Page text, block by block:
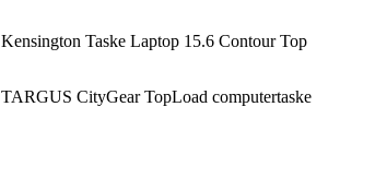
Kensington Taske Laptop 15.6 Contour Top
TARGUS CityGear TopLoad computertaske